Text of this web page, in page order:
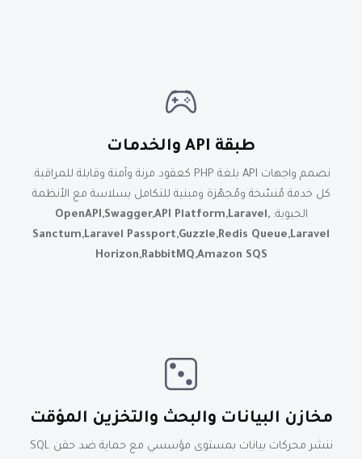
طبقة API والخدمات
نصمم واجهات API بلغة PHP كعقود مرنة وآمنة وقابلة للمراقبة.
كل خدمة مُنسّخة ومُجهّزة ومبنية للتكامل بسلاسة مع الأنظمة
الحيوية: ,OpenAPI,Swagger,API Platform,Laravel
Sanctum,Laravel Passport,Guzzle,Redis Queue,Laravel
Horizon,RabbitMQ,Amazon SQS
مخازن البيانات والبحث والتخزين المؤقت
ننشر محركات بيانات بمستوى مؤسسي مع حماية ضد حقن SQL